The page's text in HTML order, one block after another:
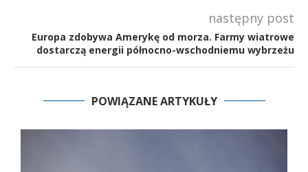
następny post
Europa zdobywa Amerykę od morza. Farmy wiatrowe
dostarczą energii północno-wschodniemu wybrzeżu
POWIĄZANE ARTYKUŁY